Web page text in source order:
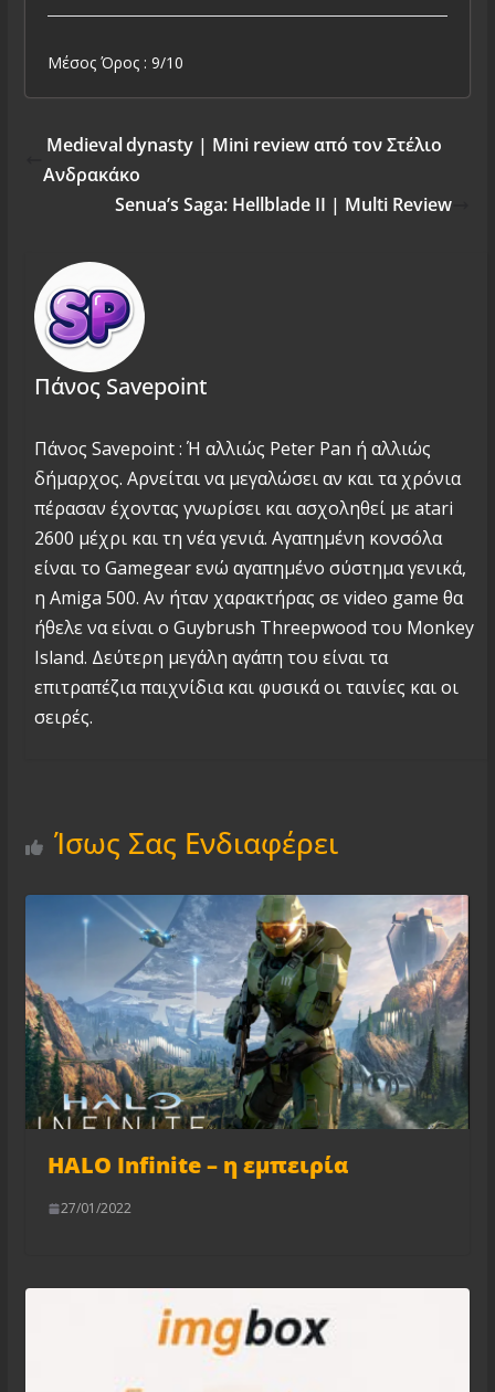
Μέσος Όρος : 9/10
Medieval dynasty | Mini review από τον Στέλιο
Ανδρακάκο
Senua’s Saga: Hellblade II | Multi Review
Πάνος Savepoint
Πάνος Savepoint : Ή αλλιώς Peter Pan ή αλλιώς
δήμαρχος. Αρνείται να μεγαλώσει αν και τα χρόνια
πέρασαν έχοντας γνωρίσει και ασχοληθεί με atari
2600 μέχρι και τη νέα γενιά. Αγαπημένη κονσόλα
είναι το Gamegear ενώ αγαπημένο σύστημα γενικά,
η Amiga 500. Αν ήταν χαρακτήρας σε video game θα
ήθελε να είναι ο Guybrush Threepwood του Monkey
Island. Δεύτερη μεγάλη αγάπη του είναι τα
επιτραπέζια παιχνίδια και φυσικά οι ταινίες και οι
σειρές.
Ίσως Σας Ενδιαφέρει
HALO Infinite – η εμπειρία
27/01/2022